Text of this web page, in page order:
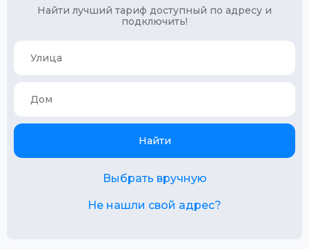
Найти лучший тариф доступный по адресу и
подключить!
Найти
Выбрать вручную
Не нашли свой адрес?